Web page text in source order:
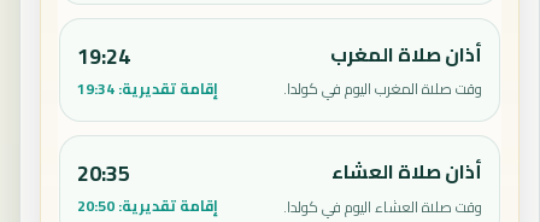
أذان صلاة المغرب
وقت صلاة المغرب اليوم في كولدا.
19:24
إقامة تقديرية:19:34
أذان صلاة العشاء
وقت صلاة العشاء اليوم في كولدا.
20:35
إقامة تقديرية:20:50